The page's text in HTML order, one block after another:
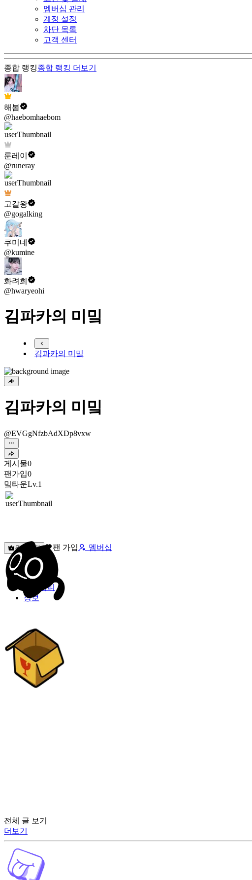
멤버십 관리
계정 설정
차단 목록
고객 센터
종합 랭킹종합 랭킹 더보기
해봄
@haebomhaebom
룬레이
@runeray
고갈왕
@gogalking
쿠미네
@kumine
화려희
@hwaryeohi
김파카의 미밐
김파카의 미밐
김파카의 미밐
@EVGgNfzbAdXDp8vxw
게시물0
팬가입0
밐타운Lv.1
원픽선택 팬 가입 멤버십
밐타운
피드
커뮤니티
정보
전체 글 보기
더보기